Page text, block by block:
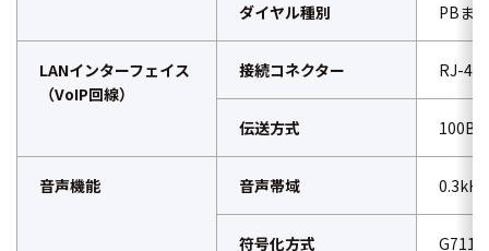
ダイヤル種別 PBま
LANインターフェイス
（VoIP回線）
接続コネクター RJ-
伝送方式
音声機能 音声帯域
符号化方式 G711